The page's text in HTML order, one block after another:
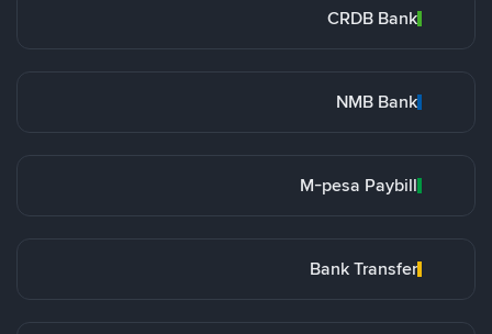
CRDB Bank
NMB Bank
M-pesa Paybill
Bank Transfer